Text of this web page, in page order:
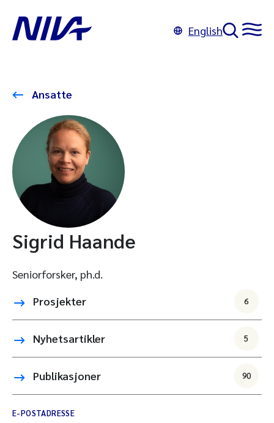
English
Ansatte
Sigrid Haande
Seniorforsker, ph.d.
Prosjekter
6
Nyhetsartikler 5
Publikasjoner 90
E-POSTADRESSE